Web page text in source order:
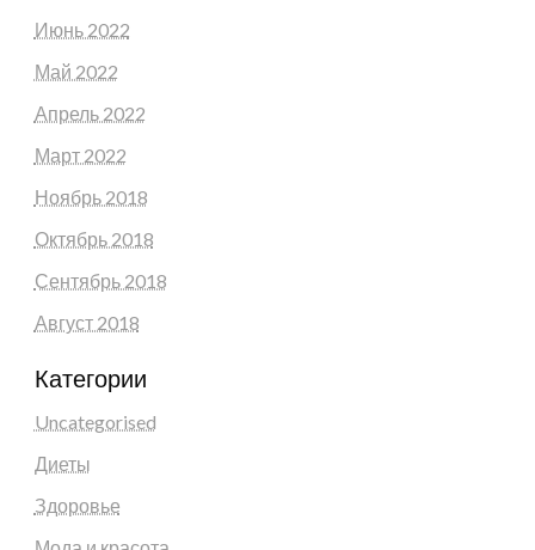
Июнь 2022
Май 2022
Апрель 2022
Март 2022
Ноябрь 2018
Октябрь 2018
Сентябрь 2018
Август 2018
Категории
Uncategorised
Диеты
Здоровье